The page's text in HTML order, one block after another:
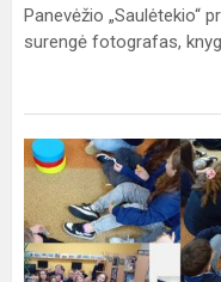
Panevėžio „Saulėtekio“
surengė fotografas,
5a
klasės
edukacija
,,Žiburėlio“
bibliotekoje